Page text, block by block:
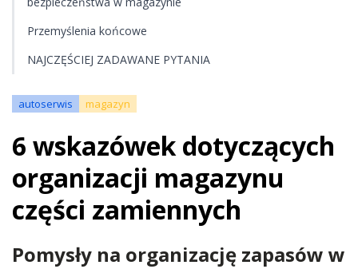
Przemyślenia końcowe
NAJCZĘŚCIEJ ZADAWANE PYTANIA
autoserwis magazyn
6 wskazówek dotyczących
organizacji magazynu
części zamiennych
Pomysły na organizację zapasów w